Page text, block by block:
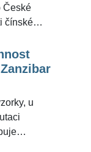
České
čínské
jedince.
u